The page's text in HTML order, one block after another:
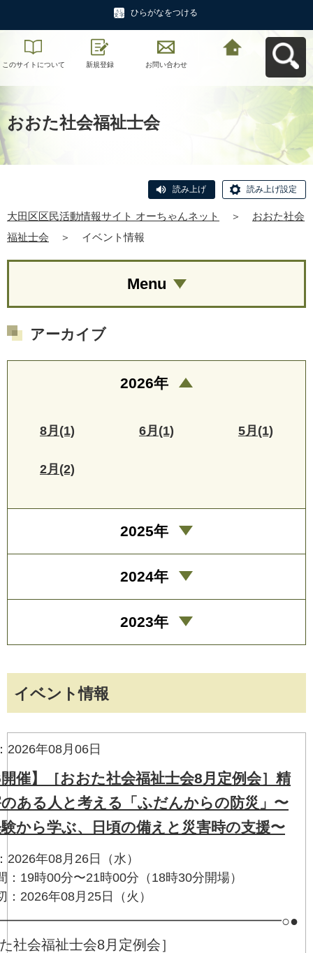
ひらがなをつける
このサイトについて 新規登録 お問い合わせ
おおた社会福祉士会
読み上げ 読み上げ設定
大田区区民活動情報サイト オーちゃんネット ＞
おおた社会
福祉士会
＞ イベント情報
イベント情報
2026年08月06日
催】［おおた社会福祉士会8月定例会］精
ある人と考える「ふだんからの防災」〜
から学ぶ、日頃の備えと災害時の支援〜
2026年08月26日（水）
：19時00分〜21時00分（18時30分開場）
：2026年08月25日（火）
社会福祉士会8月定例会］
Menu
アーカイブ
2026年
8月(1) 6月(1) 5月(1)
2月(2)
2025年
2024年
2023年